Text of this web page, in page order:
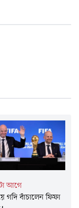
আগে
গদি বাঁচালেন ফিফা